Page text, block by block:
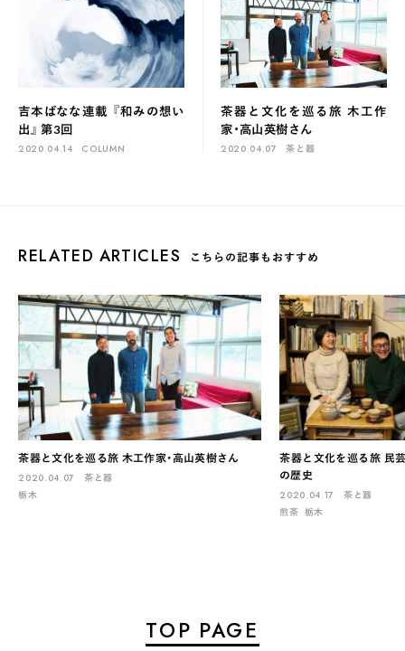
吉本ばなな連載 『和みの想い
出』 第3回
2020.04.14 COLUMN
茶器と文化を巡る旅 木工作
家・高山英樹さん
2020.04.07 茶と器
RELATED ARTICLES こちらの記事もおすすめ
茶器と文化を巡る旅 木工作家・高山英樹さん
2020.04.07
茶と器
栃木
茶器と文化を巡る旅 民
の歴史
2020.04.17
茶と器
煎茶 栃木
TOP PAGE